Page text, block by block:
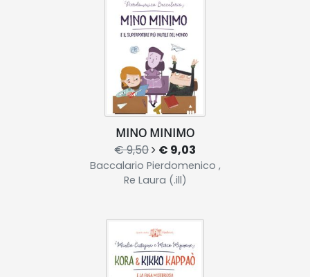
MINO MINIMO
€ 9,50 € 9,03
Baccalario Pierdomenico ,
Re Laura (.ill)